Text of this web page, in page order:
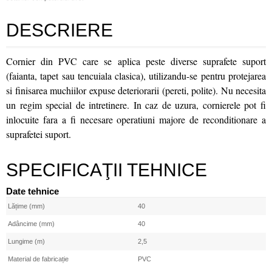
DESCRIERE
Cornier din PVC care se aplica peste diverse suprafete suport
(faianta, tapet sau tencuiala clasica), utilizandu-se pentru protejarea
si finisarea muchiilor expuse deteriorarii (pereti, polite). Nu necesita
un regim special de intretinere. In caz de uzura, cornierele pot fi
inlocuite fara a fi necesare operatiuni majore de reconditionare a
suprafetei suport.
SPECIFICAŢII TEHNICE
Date tehnice
Lățime (mm) 40
Adâncime (mm) 40
Lungime (m) 2,5
Material de fabricație PVC